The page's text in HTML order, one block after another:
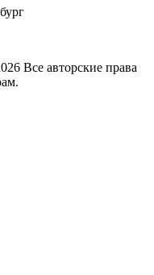
Все авторские права